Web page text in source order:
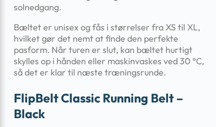
solnedgang.
Bæltet er unisex og fås i størrelser fra XS til XL,
hvilket gør det nemt at finde den perfekte
pasform. Når turen er slut, kan bæltet hurtigt
skylles op i hånden eller maskinvaskes ved 30 °C,
så det er klar til næste træningsrunde.
FlipBelt Classic Running Belt –
Black